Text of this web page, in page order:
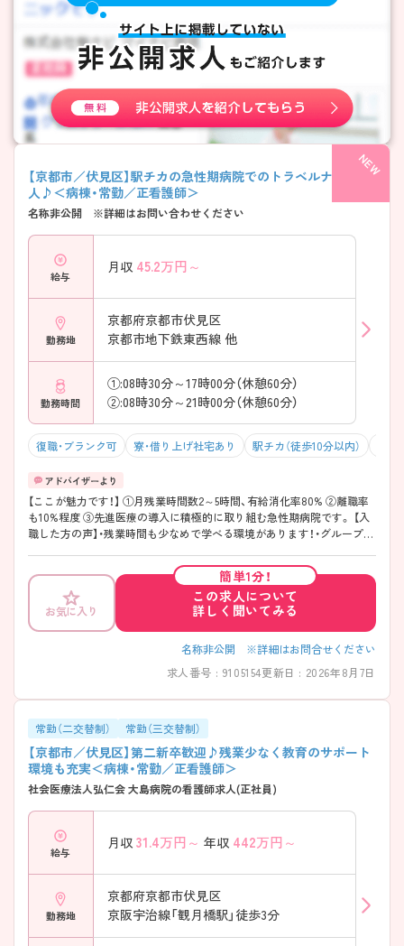
【京都市／伏見区】駅チカの急性期病院でのトラベルナース求
人♪＜病棟・常勤／正看護師＞
名称非公開 ※詳細はお問い合わせください
給与
月収 45.2万円～
勤務地
京都府京都市伏見区
京都市地下鉄東西線 他
勤務時間
①:08時30分～17時00分（休憩60分）
②:08時30分～21時00分（休憩60分）
復職・ブランク可 寮・借り上げ社宅あり 駅チカ（徒歩10分以内）
【ここが魅力です！】 ①月残業時間数2～5時間、有給消化率80% ②離職率
も10%程度 ③先進医療の導入に積極的に取り組む急性期病院です。 【入
職した方の声】・残業時間も少なめで学べる環境があります！・グループが
お気に入り
簡単1分！
この求人について
詳しく聞いてみる
名称非公開 ※詳細はお問合せください
求人番号 : 9105154更新日 : 2026年8月7日
常勤（二交替制） 常勤（三交替制）
【京都市／伏見区】第二新卒歓迎♪残業少なく教育のサポート
環境も充実＜病棟・常勤／正看護師＞
社会医療法人弘仁会 大島病院の看護師求人(正社員)
給与
月収 31.4万円～ 年収 442万円～
勤務地
京都府京都市伏見区
京阪宇治線「観月橋駅」徒歩3分